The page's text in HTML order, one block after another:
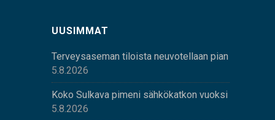
UUSIMMAT
Terveysaseman tiloista neuvotellaan pian
5.8.2026
Koko Sulkava pimeni sähkökatkon vuoksi
5.8.2026